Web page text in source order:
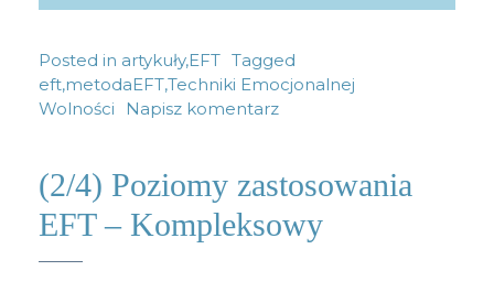
Posted in artykuły,EFT Tagged
eft,metodaEFT,Techniki Emocjonalnej
Wolności
Napisz komentarz
(2/4) Poziomy zastosowania
EFT – Kompleksowy